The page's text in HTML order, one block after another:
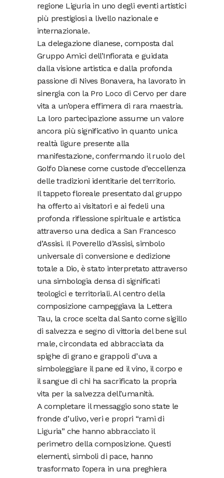
regione Liguria in uno degli eventi artistici
più prestigiosi a livello nazionale e
internazionale.
La delegazione dianese, composta dal
Gruppo Amici dell’Infiorata e guidata
dalla visione artistica e dalla profonda
passione di Nives Bonavera, ha lavorato in
sinergia con la Pro Loco di Cervo per dare
vita a un’opera effimera di rara maestria.
La loro partecipazione assume un valore
ancora più significativo in quanto unica
realtà ligure presente alla
manifestazione, confermando il ruolo del
Golfo Dianese come custode d’eccellenza
delle tradizioni identitarie del territorio.
Il tappeto floreale presentato dal gruppo
ha offerto ai visitatori e ai fedeli una
profonda riflessione spirituale e artistica
attraverso una dedica a San Francesco
d’Assisi. Il Poverello d’Assisi, simbolo
universale di conversione e dedizione
totale a Dio, è stato interpretato attraverso
una simbologia densa di significati
teologici e territoriali. Al centro della
composizione campeggiava la Lettera
Tau, la croce scelta dal Santo come sigillo
di salvezza e segno di vittoria del bene sul
male, circondata ed abbracciata da
spighe di grano e grappoli d’uva a
simboleggiare il pane ed il vino, il corpo e
il sangue di chi ha sacrificato la propria
vita per la salvezza dell’umanità.
A completare il messaggio sono state le
fronde d’ulivo, veri e propri “rami di
Liguria” che hanno abbracciato il
perimetro della composizione. Questi
elementi, simboli di pace, hanno
trasformato l’opera in una preghiera